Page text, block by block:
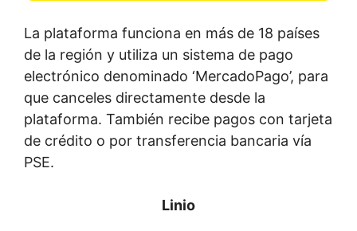
La plataforma funciona en más de 18 países
de la región y utiliza un sistema de pago
electrónico denominado ‘MercadoPago’, para
que canceles directamente desde la
plataforma. También recibe pagos con tarjeta
de crédito o por transferencia bancaria vía
PSE.
Linio